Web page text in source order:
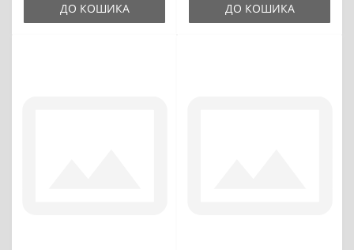
ДО КОШИКА ДО КОШИКА